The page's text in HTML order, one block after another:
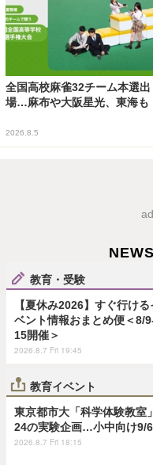
全国高校麻雀32チーム本選出
場…麻布や大阪星光、東海も
2026.8.5
教育・受験
【夏休み2026】すぐ行ける
ベント情報おまとめ便＜8/
15開催＞
2026.8.7 Fri 19:45
教育イベント
東京都市大「科学体験教室」
24の実験企画…小中向け9/6
2026.8.7 Fri 18:15